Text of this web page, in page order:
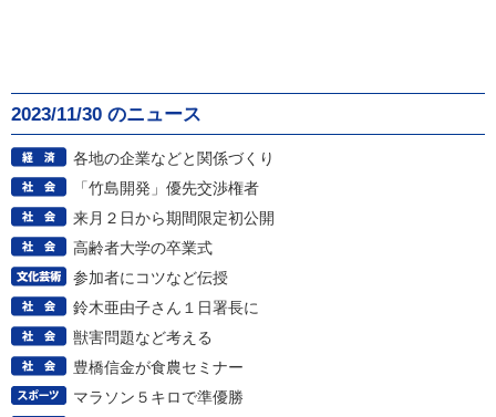
2023/11/30 のニュース
各地の企業などと関係づくり
「竹島開発」優先交渉権者
来月２日から期間限定初公開
高齢者大学の卒業式
参加者にコツなど伝授
鈴木亜由子さん１日署長に
獣害問題など考える
豊橋信金が食農セミナー
マラソン５キロで準優勝